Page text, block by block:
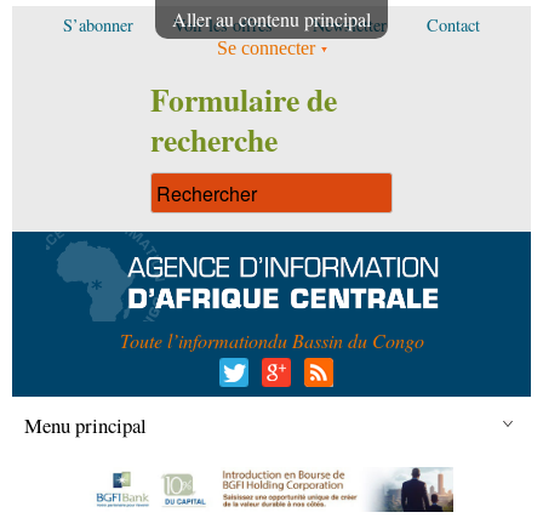
Aller au contenu principal
S’abonner Voir les offres Newsletter Contact
Se connecter
Formulaire de
recherche
Toute l’informationdu Bassin du Congo
Menu principal